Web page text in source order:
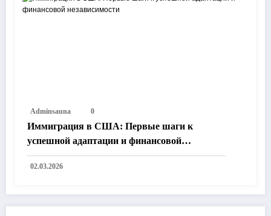
Adminsauna 0
Иммиграция в США: Первые шаги к
успешной адаптации и финансовой
независимости
02.03.2026